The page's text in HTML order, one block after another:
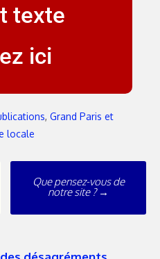
texte
ici
, Grand Paris et
locale
Que pensez-vous de
notre site ? →